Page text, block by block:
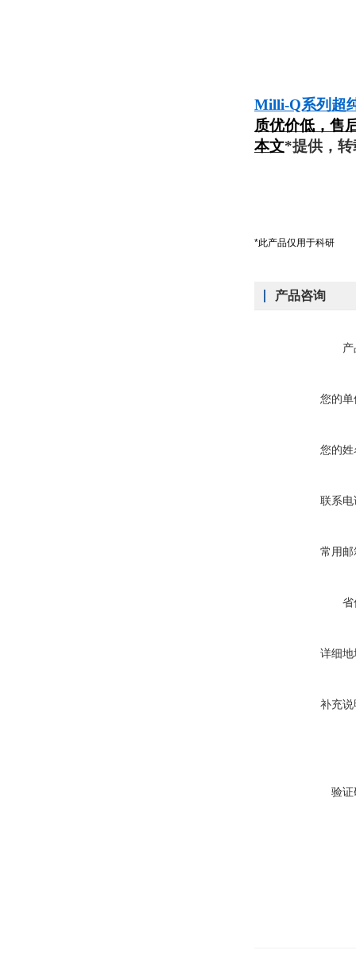
Milli-Q系列超
质优价低，售
本文*提供，
*此产品仅用于科研
产品咨询
您的单
您的姓
联系电
常用邮
省
详细地
补充说
验证